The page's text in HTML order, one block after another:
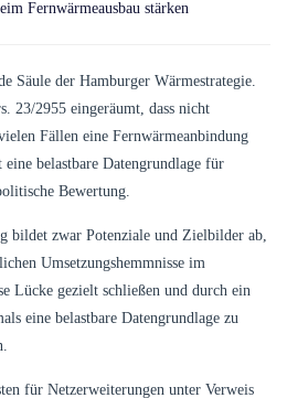
Fernwärmeausbau stärken
Säule der Hamburger Wärmestrategie.
23/2955 eingeräumt, dass nicht
Fällen eine Fernwärmeanbindung
belastbare Datengrundlage für
Bewertung.
bildet zwar Potenziale und Zielbilder ab,
Umsetzungshemmnisse im
Lücke gezielt schließen und durch ein
eine belastbare Datengrundlage zu
für Netzerweiterungen unter Verweis